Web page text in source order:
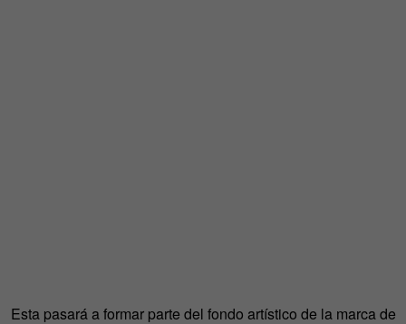
Esta pasará a formar parte del fondo artístico de la marca de